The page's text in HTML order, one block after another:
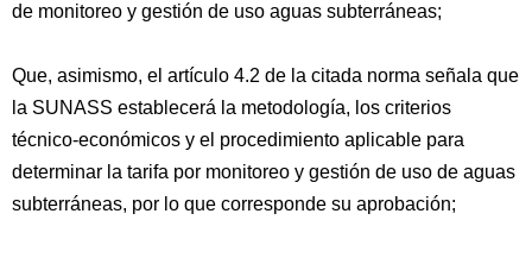
de monitoreo y gestión de uso aguas subterráneas;
Que, asimismo, el artículo 4.2 de la citada norma señala que
la SUNASS establecerá la metodología, los criterios
técnico-económicos y el procedimiento aplicable para
determinar la tarifa por monitoreo y gestión de uso de aguas
subterráneas, por lo que corresponde su aprobación;